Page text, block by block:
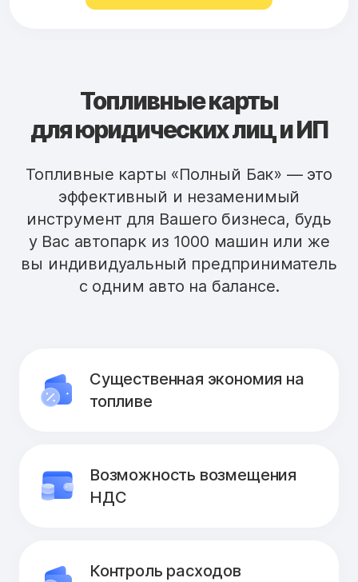
Топливные карты
для юридических лиц и ИП
Топливные карты «Полный Бак» — это
эффективный и незаменимый
инструмент для Вашего бизнеса, будь
у Вас автопарк из 1000 машин или же
вы индивидуальный предприниматель
с одним авто на балансе.
Существенная экономия на
топливе
Возможность возмещения
НДС
Контроль расходов